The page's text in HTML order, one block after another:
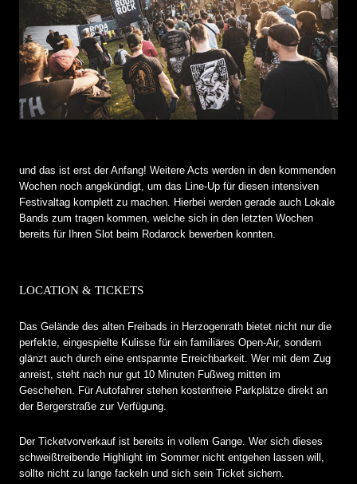
und das ist erst der Anfang! Weitere Acts werden in den kommenden
Wochen noch angekündigt, um das Line-Up für diesen intensiven
Festivaltag komplett zu machen. Hierbei werden gerade auch Lokale
Bands zum tragen kommen, welche sich in den letzten Wochen
bereits für Ihren Slot beim Rodarock bewerben konnten.
LOCATION & TICKETS
Das Gelände des alten Freibads in Herzogenrath bietet nicht nur die
perfekte, eingespielte Kulisse für ein familiäres Open-Air, sondern
glänzt auch durch eine entspannte Erreichbarkeit. Wer mit dem Zug
anreist, steht nach nur gut 10 Minuten Fußweg mitten im
Geschehen. Für Autofahrer stehen kostenfreie Parkplätze direkt an
der Bergerstraße zur Verfügung.
Der Ticketvorverkauf ist bereits in vollem Gange. Wer sich dieses
schweißtreibende Highlight im Sommer nicht entgehen lassen will,
sollte nicht zu lange fackeln und sich sein Ticket sichern.